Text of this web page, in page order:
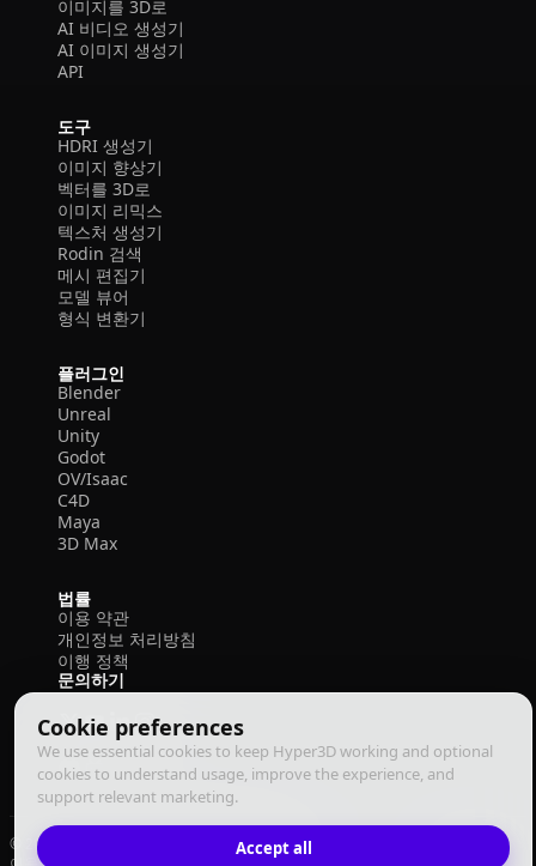
Cookie preferences
We use essential cookies to keep Hyper3D working and optional
cookies to understand usage, improve the experience, and
support relevant marketing.
Accept all
이미지를 3D로
AI 비디오 생성기
AI 이미지 생성기
API
도구
HDRI 생성기
이미지 향상기
벡터를 3D로
이미지 리믹스
텍스처 생성기
Rodin 검색
메시 편집기
모델 뷰어
형식 변환기
플러그인
Blender
Unreal
Unity
Godot
OV/Isaac
C4D
Maya
3D Max
법률
이용 약관
개인정보 처리방침
이행 정책
문의하기
© 2026 Deemos Corporation. 모든 권리 보유